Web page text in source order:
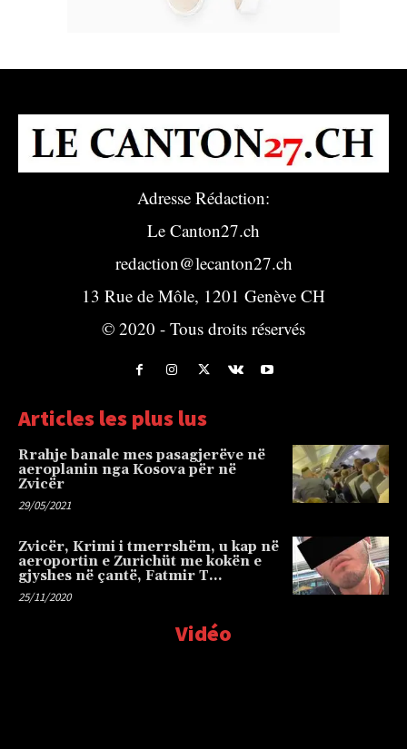
Adresse Rédaction:
Le Canton27.ch
redaction@lecanton27.ch
13 Rue de Môle, 1201 Genève CH
© 2020 - Tous droits réservés
Articles les plus lus
Rrahje banale mes pasagjerëve në
aeroplanin nga Kosova për në
Zvicër
29/05/2021
Zvicër, Krimi i tmerrshëm, u kap në
aeroportin e Zurichüt me kokën e
gjyshes në çantë, Fatmir T…
25/11/2020
Vidéo